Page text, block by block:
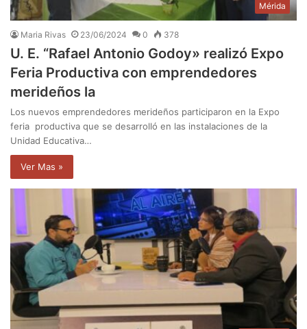
Mérida
Maria Rivas 23/06/2024 0 378
U. E. “Rafael Antonio Godoy» realizó Expo
Feria Productiva con emprendedores
merideños la
Los nuevos emprendedores merideños participaron en la Expo
feria productiva que se desarrolló en las instalaciones de la
Unidad Educativa…
Ver Mas »